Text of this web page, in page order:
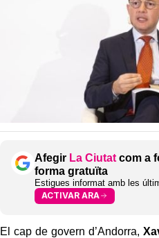
Afegir La Ciutat com a
forma gratuïta
Estigues informat amb les
ACTIVAR ARA
El cap de govern d’Andorra,